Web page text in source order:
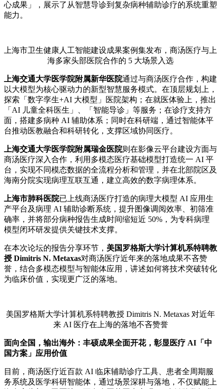
心成果」，展示了从智慧导诊到复杂病种辅助诊疗的系统重塑
能力。
上海市卫生健康人工智能建设成果案例集发布，商汤医疗与上
海多家头部医院合作的 5 大场景入选
上海交通大学医学院附属新华医院通过与商汤医疗合作，构建
以大模型为核心驱动力的新型智慧服务模式。在顶层规划上，
探索「数字孪生+AI 大模型」医院架构；在就医体验上，推出
「AI 儿童全科医生」、「智能导诊」等服务；在诊疗支持方
面，搭建多病种 AI 辅助体系；同时在科研端，通过智能体平
台推动医教融合和科研转化，支撑区域协同医疗。
上海交通大学医学院附属瑞金医院则在影像云平台建设方面与
商汤医疗深入合作，利用多模态医疗基础模型打造统一 AI 平
台，实现不同模态数据的全流程分析和管理，并在北部院区及
海南分院实现病理互联互通，建立高效的数字病理体系。
上海市肺科医院已上线商汤医疗打造的病理大模型 AI 应用生
产平台及病理 AI 辅助诊断系统，提升图像调阅效率、初筛准
确率，并将部分病种报告生成时间缩短近 50%，为专科病理
模型闭环研发提供关键技术支撑。
在本次论坛的报告分享环节， 美国罗格斯大学计算机系特聘教
授 Dimitris N. Metaxas对商汤医疗近年来的落地成果不吝赞
誉，结合多模态模型与智能体应用，讲述如何将技术突破转化
为临床价值，实现更广泛的落地。
美国罗格斯大学计算机系特聘教授 Dimitris N. Metaxas 对近年
来 AI 医疗在上海的落地不吝赞誉
面向全国，输出海外：丰硕成果全面开花， 彰显医疗 AI 「中
国方案」 应用价值
目前，商汤医疗近百款 AI 临床辅助诊疗工具、患者全周期服
务系统及医学科研智能体，通过场景深耕与落地，不仅赋能上